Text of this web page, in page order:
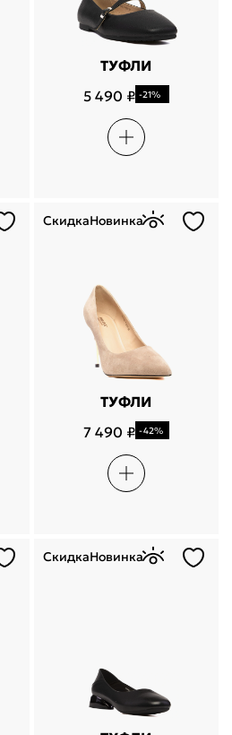
ТУФЛИ
5 490 ₽ -21%
ТУФЛИ
7 490 ₽ -42%
СкидкаНовинка
СкидкаНовинка